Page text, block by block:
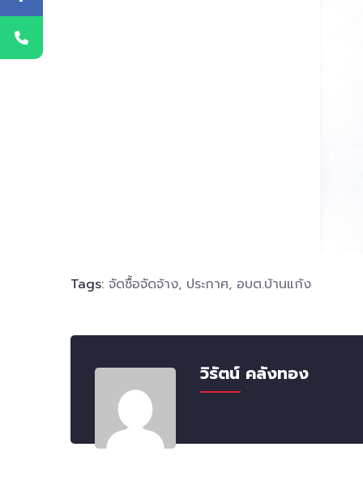
Tags: จัดซื้อจัดจ้าง, ประกาศ, อบต.บ้านแก้ง
วิรัตน์ คลังทอง